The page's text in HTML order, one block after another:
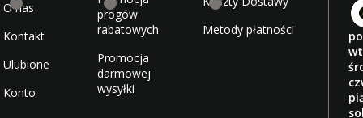
O nas
Kontakt
Ulubione
Konto
progów
rabatowych
Promocja
darmowej
wysyłki
Metody płatności